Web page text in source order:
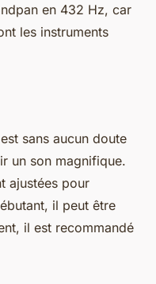
en 432 Hz, car
les instruments
sans aucun doute
un son magnifique.
ajustées pour
il peut être
il est recommandé